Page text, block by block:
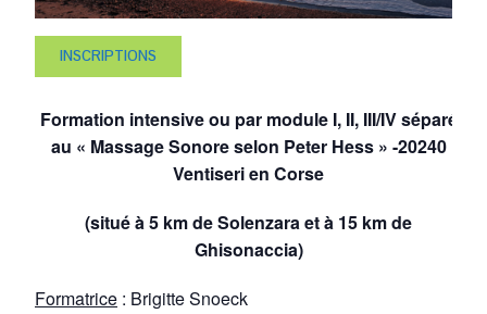
INSCRIPTIONS
Formation intensive ou par module I, II, III/IV séparé
au « Massage Sonore selon Peter Hess » -20240
Ventiseri en Corse
(situé à 5 km de Solenzara et à 15 km de
Ghisonaccia)
Formatrice : Brigitte Snoeck